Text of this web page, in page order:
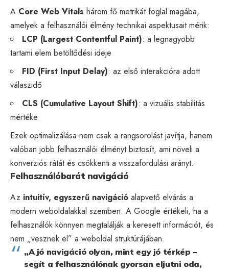
A Core Web Vitals három fő metrikát foglal magába,
amelyek a felhasználói élmény technikai aspektusait mérik:
LCP (Largest Contentful Paint): a legnagyobb
tartami elem betöltődési ideje
FID (First Input Delay): az első interakcióra adott
válaszidő
CLS (Cumulative Layout Shift): a vizuális stabilitás
mértéke
Ezek optimalizálása nem csak a rangsorolást javítja, hanem
valóban jobb felhasználói élményt biztosít, ami növeli a
konverziós rátát és csökkenti a visszafordulási arányt.
Felhasználóbarát navigáció
Az intuitív, egyszerű navigáció alapvető elvárás a
modern weboldalakkal szemben. A Google értékeli, ha a
felhasználók könnyen megtalálják a keresett információt, és
nem „vesznek el” a weboldal struktúrájában.
„A jó navigáció olyan, mint egy jó térkép –
segít a felhasználónak gyorsan eljutni oda,